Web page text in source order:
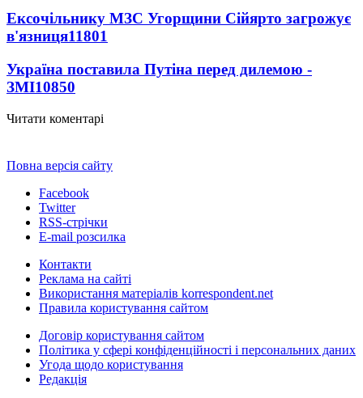
Ексочільнику МЗС Угорщини Сійярто загрожує
в'язниця11801
Україна поставила Путіна перед дилемою -
ЗМІ10850
Читати коментарі
Повна версія сайту
Facebook
Twitter
RSS-стрічки
E-mail розсилка
Контакти
Реклама на сайті
Використання матеріалів korrespondent.net
Правила користування сайтом
Договір користування сайтом
Політика у сфері конфіденційності і персональних даних
Угода щодо користування
Редакція